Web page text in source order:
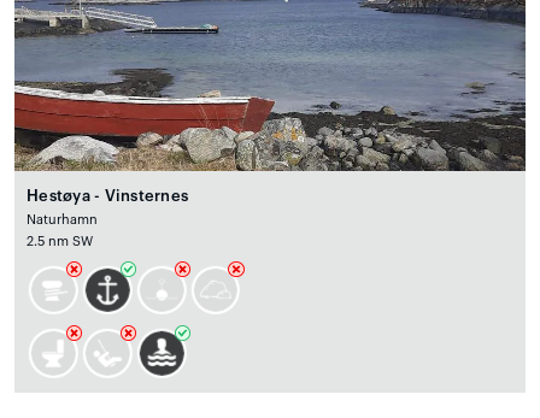
Hestøya - Vinsternes
Naturhamn
2.5 nm SW